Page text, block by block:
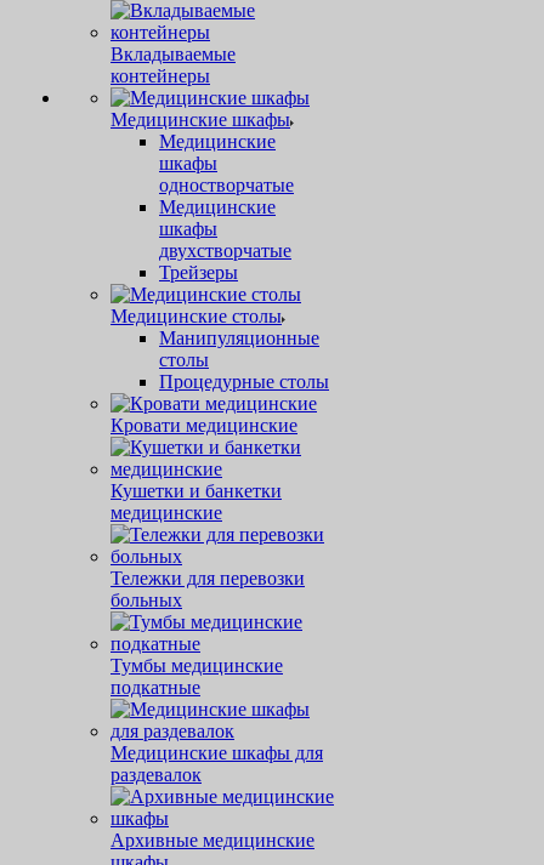
Вкладываемые
контейнеры
Медицинские шкафы
Медицинские
шкафы
одностворчатые
Медицинские
шкафы
двухстворчатые
Трейзеры
Медицинские столы
Манипуляционные
столы
Процедурные столы
Кровати медицинские
Кушетки и банкетки
медицинские
Тележки для перевозки
больных
Тумбы медицинские
подкатные
Медицинские шкафы для
раздевалок
Архивные медицинские